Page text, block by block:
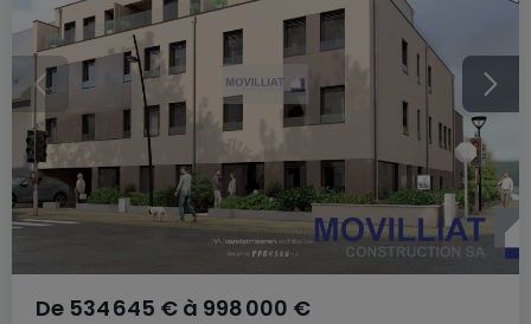
De 534 645 € à 998 000 €